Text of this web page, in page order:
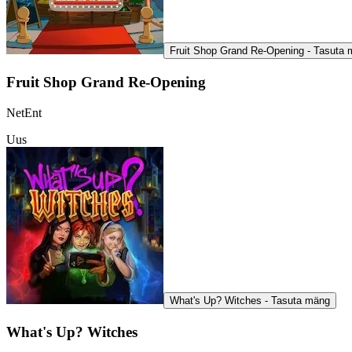
Fruit Shop Grand Re-Opening - Tasuta
Fruit Shop Grand Re-Opening
NetEnt
Uus
What's Up? Witches - Tasuta mäng
What's Up? Witches